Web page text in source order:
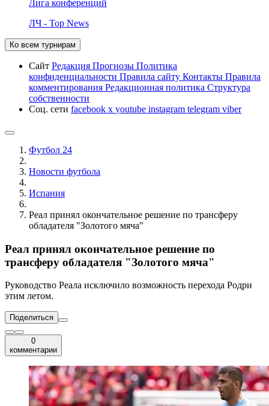
Лига конференций
ЛЧ - Top News
Ко всем турнирам
Сайт Редакция Прогнозы Политика
конфиденциальности Правила сайту Контакты Правила
комментирования Редакционная политика Структура
собственности
Соц. сети facebook x youtube instagram telegram viber
Футбол 24
Новости футбола
Испания
Реал принял окончательное решение по трансферу
обладателя "Золотого мяча"
Реал принял окончательное решение по
трансферу обладателя "Золотого мяча"
Руководство Реала исключило возможность перехода Родри
этим летом.
Поделиться
0
комментарии